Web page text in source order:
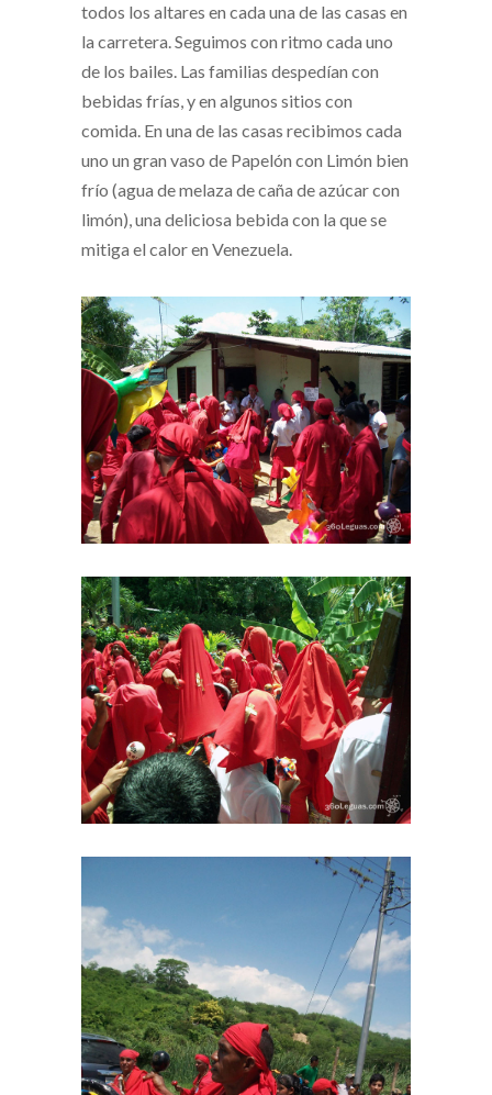
todos los altares en cada una de las casas en
la carretera. Seguimos con ritmo cada uno
de los bailes. Las familias despedían con
bebidas frías, y en algunos sitios con
comida. En una de las casas recibimos cada
uno un gran vaso de Papelón con Limón bien
frío (agua de melaza de caña de azúcar con
limón), una deliciosa bebida con la que se
mitiga el calor en Venezuela.